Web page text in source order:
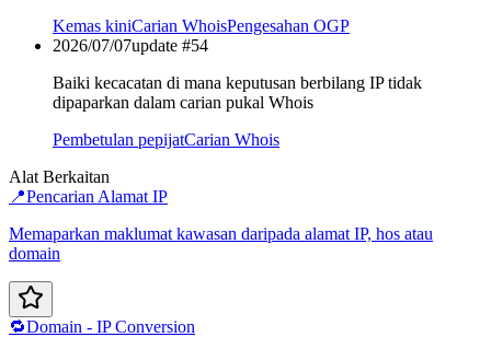
Kemas kiniCarian WhoisPengesahan OGP
2026/07/07update #54
Baiki kecacatan di mana keputusan berbilang IP tidak
dipaparkan dalam carian pukal Whois
Pembetulan pepijatCarian Whois
Alat Berkaitan
📍Pencarian Alamat IP
Memaparkan maklumat kawasan daripada alamat IP, hos atau
domain
🔁Domain - IP Conversion